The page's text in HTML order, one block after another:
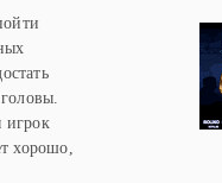
игрок
хорошо,